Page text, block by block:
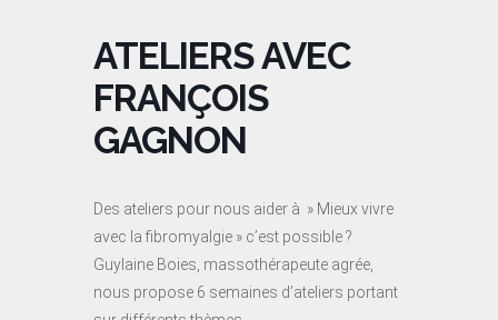
ATELIERS AVEC
FRANÇOIS
GAGNON
Des ateliers pour nous aider à » Mieux vivre
avec la fibromyalgie » c’est possible ?
Guylaine Boies, massothérapeute agrée,
nous propose 6 semaines d’ateliers portant